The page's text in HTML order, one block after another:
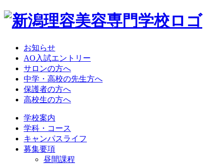
お知らせ
AO入試エントリー
サロンの方へ
中学・高校の先生方へ
保護者の方へ
高校生の方へ
学校案内
学科・コース
キャンパスライフ
募集要項
昼間課程